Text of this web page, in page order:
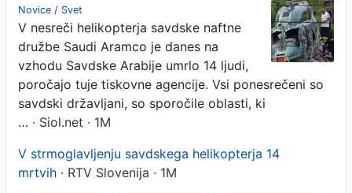
Novice / Svet
V nesreči helikopterja savdske naftne
družbe Saudi Aramco je danes na
vzhodu Savdske Arabije umrlo 14 ljudi,
poročajo tuje tiskovne agencije. Vsi ponesrečeni so
savdski državljani, so sporočile oblasti, ki
… · Siol.net · 1M
V strmoglavljenju savdskega helikopterja 14
mrtvih · RTV Slovenija · 1M